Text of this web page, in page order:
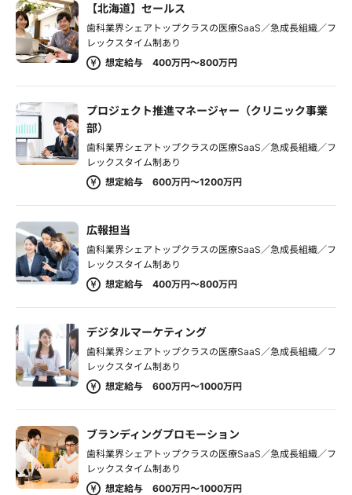
【北海道】セールス
歯科業界シェアトップクラスの医療SaaS／急成長組織／フ
レックスタイム制あり
想定給与 400万円～800万円
プロジェクト推進マネージャー（クリニック事業
部）
歯科業界シェアトップクラスの医療SaaS／急成長組織／フ
レックスタイム制あり
想定給与 600万円～1200万円
広報担当
歯科業界シェアトップクラスの医療SaaS／急成長組織／フ
レックスタイム制あり
想定給与 400万円～800万円
デジタルマーケティング
歯科業界シェアトップクラスの医療SaaS／急成長組織／フ
レックスタイム制あり
想定給与 600万円～1000万円
ブランディングプロモーション
歯科業界シェアトップクラスの医療SaaS／急成長組織／フ
レックスタイム制あり
想定給与 600万円～1000万円